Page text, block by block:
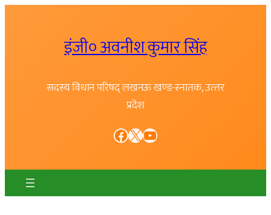
इंजी० अवनीश कुमार सिंह
सदस्य विधान परिषद् लखनऊ खण्ड-स्नातक, उत्त्तर
प्रदेश
Facebook X YouTube